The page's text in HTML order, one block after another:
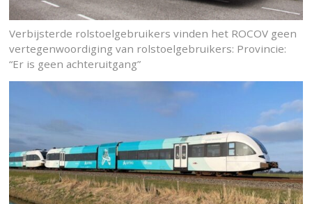
Verbijsterde rolstoelgebruikers vinden het ROCOV geen
vertegenwoordiging van rolstoelgebruikers: Provincie:
“Er is geen achteruitgang”